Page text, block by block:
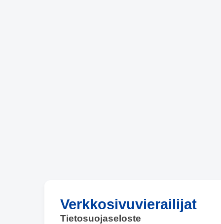
Verkkosivuvierailijat
Tietosuojaseloste